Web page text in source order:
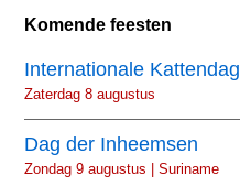
Komende feesten
Internationale Kattendag
Zaterdag 8 augustus
Dag der Inheemsen
Zondag 9 augustus | Suriname